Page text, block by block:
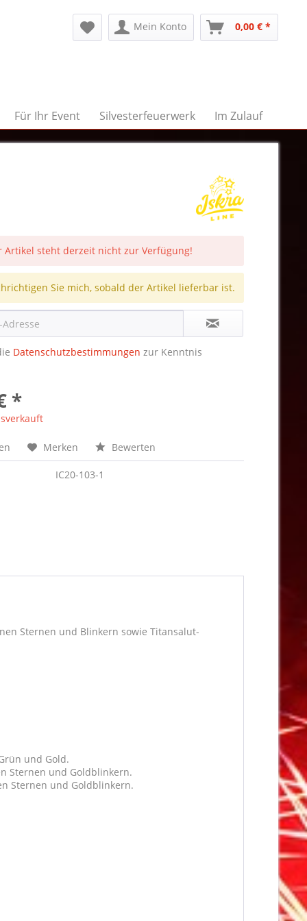
Mein Konto 0,00 € *
Für Ihr Event Silvesterfeuerwerk Im Zulauf
Artikel steht derzeit nicht zur Verfügung!
Sie mich, sobald der Artikel lieferbar ist.
Datenschutzbestimmungen zur Kenntnis
*
Merken Bewerten
IC20-103-1
Sternen und Blinkern sowie Titansalut-
und Gold.
Sternen und Goldblinkern.
Sternen und Goldblinkern.